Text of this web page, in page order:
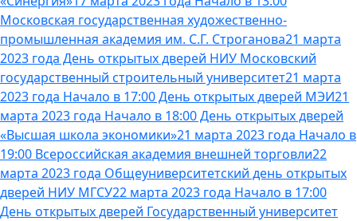
Московская государственная художественно-
промышленная академия им. С.Г. Строганова21 марта
2023 года День открытых дверей НИУ Московский
государственный строительный университет21 марта
2023 года Начало в 17:00 День открытых дверей МЭИ21
марта 2023 года Начало в 18:00 День открытых дверей
«Высшая школа экономики»21 марта 2023 года Начало в
19:00 Всероссийская академия внешней торговли22
марта 2023 года Общеуниверситетский день открытых
дверей НИУ МГСУ22 марта 2023 года Начало в 17:00
День открытых дверей Государственный университет